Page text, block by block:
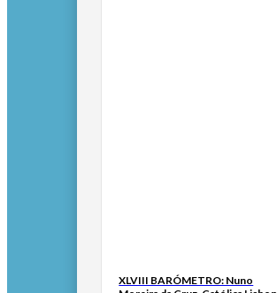
XLVIII BARÓMETRO: Nuno